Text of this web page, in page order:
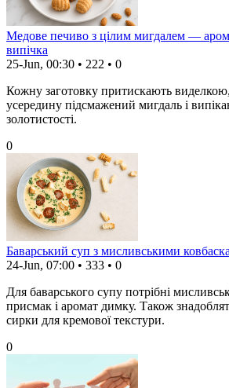
Медове печиво з цілим мигдалем —
випічка
25-Jun, 00:30 • 222 • 0
Кожну заготовку притискають
усередину підсмажений мигдаль і
золотистості.
0
Баварський суп з мисливськими
24-Jun, 07:00 • 333 • 0
Для баварського супу потрібні
присмак і аромат димку. Також
сирки для кремової текстури.
0